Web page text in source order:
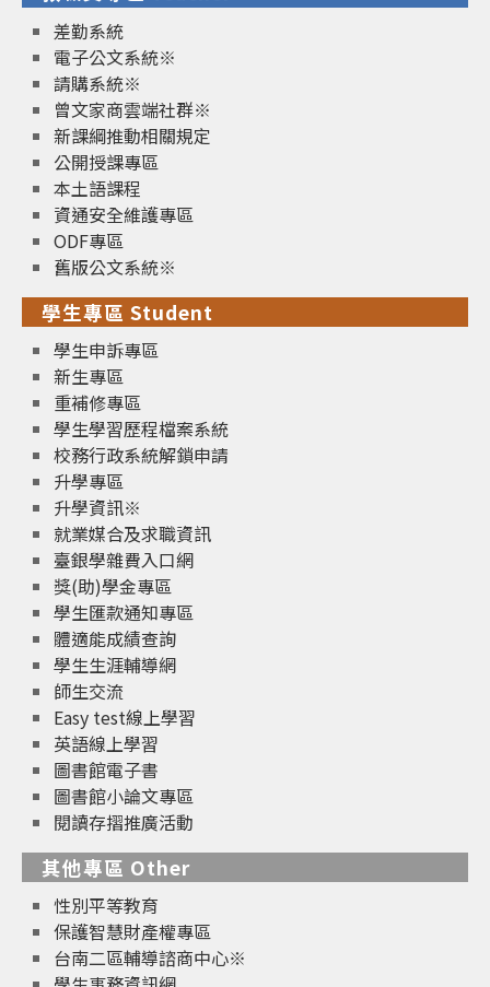
差勤系統
電子公文系統※
請購系統※
曾文家商雲端社群※
新課綱推動相關規定
公開授課專區
本土語課程
資通安全維護專區
ODF專區
舊版公文系統※
學生專區 Student
學生申訴專區
新生專區
重補修專區
學生學習歷程檔案系統
校務行政系統解鎖申請
升學專區
升學資訊※
就業媒合及求職資訊
臺銀學雜費入口網
獎(助)學金專區
學生匯款通知專區
體適能成績查詢
學生生涯輔導網
師生交流
Easy test線上學習
英語線上學習
圖書館電子書
圖書館小論文專區
閱讀存摺推廣活動
其他專區 Other
性別平等教育
保護智慧財產權專區
台南二區輔導諮商中心※